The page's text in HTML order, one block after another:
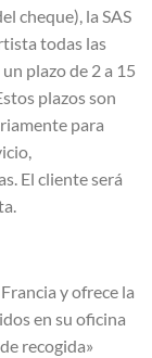
cheque), la SAS
todas las
plazo de 2 a 15
plazos son
para
El cliente será
y ofrece la
en su oficina
recogida»